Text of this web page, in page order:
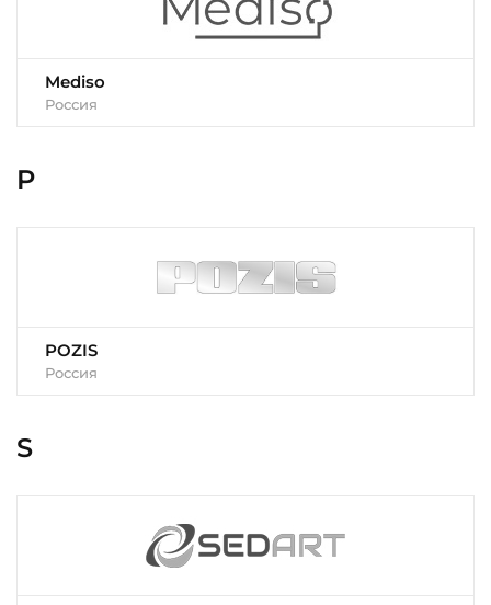
Mediso
Россия
P
POZIS
Россия
S